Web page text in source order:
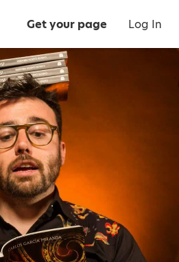
Get your page Log In